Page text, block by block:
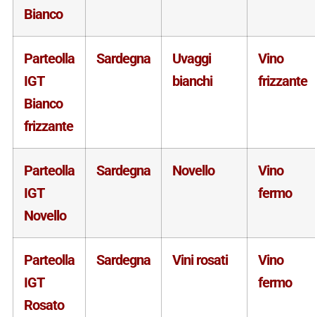
Bianco
Parteolla
IGT
Bianco
frizzante
Sardegna
Uvaggi
bianchi
Vino
frizzante
Parteolla
IGT
Novello
Sardegna Novello
Vino
fermo
Parteolla
IGT
Rosato
Sardegna Vini rosati
Vino
fermo